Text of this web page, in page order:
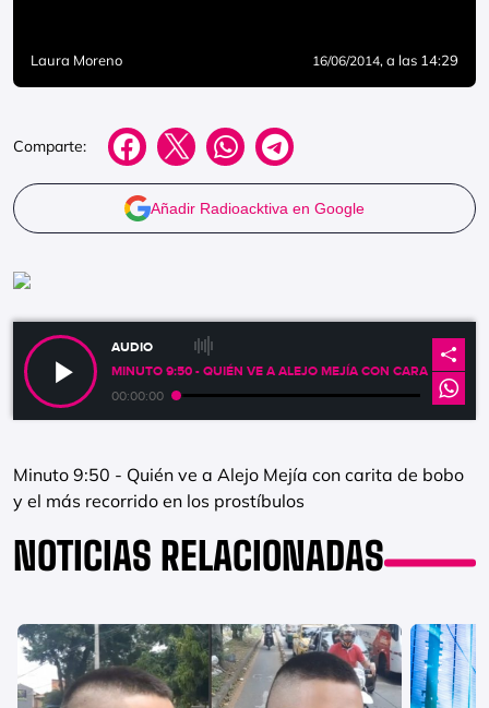
Laura Moreno 16/06/2014, a las 14:29
Comparte:
Añadir Radioacktiva en Google
AUDIO
MINUTO 9:50 - QUIÉN VE A ALEJO MEJÍA CON CARA DE
00:00:00
Minuto 9:50 - Quién ve a Alejo Mejía con carita de bobo
y el más recorrido en los prostíbulos
NOTICIAS RELACIONADAS